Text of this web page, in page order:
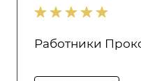
Работники